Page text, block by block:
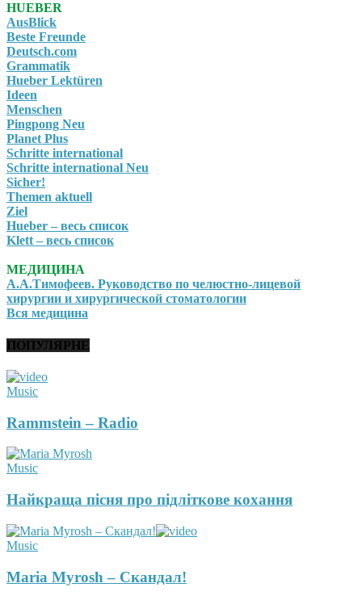
HUEBER
AusBlick
Beste Freunde
Deutsch.com
Grammatik
Hueber Lektüren
Ideen
Menschen
Pingpong Neu
Planet Plus
Schritte international
Schritte international Neu
Sicher!
Themen aktuell
Ziel
Hueber – весь список
Klett – весь список
МЕДИЦИНА
А.А.Тимофеев. Руководство по челюстно-лицевой
хирургии и хирургической стоматологии
Вся медицина
ПОПУЛЯРНЕ
Music
Rammstein – Radio
Music
Найкраща пісня про підліткове кохання
Music
Maria Myrosh – Скандал!